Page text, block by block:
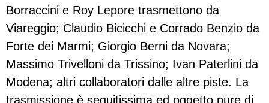
Borraccini e Roy Lepore trasmettono da
Viareggio; Claudio Bicicchi e Corrado Benzio da
Forte dei Marmi; Giorgio Berni da Novara;
Massimo Trivelloni da Trissino; Ivan Paterlini da
Modena; altri collaboratori dalle altre piste. La
trasmissione è seguitissima ed oggetto pure di